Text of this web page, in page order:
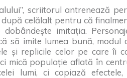
scriitorul antrenează
celălalt pentru că
imitația.
să imite lumea bună, modul
și replicile celor pe care îi
mică populație aflată în
lumi, ci copiază efectele,